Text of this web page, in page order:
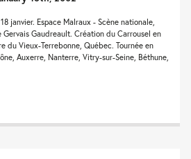
janvier. Espace Malraux - Scène nationale,
Gervais Gaudreault. Création du Carrousel en
du Vieux-Terrebonne, Québec. Tournée en
Auxerre, Nanterre, Vitry-sur-Seine, Béthune,